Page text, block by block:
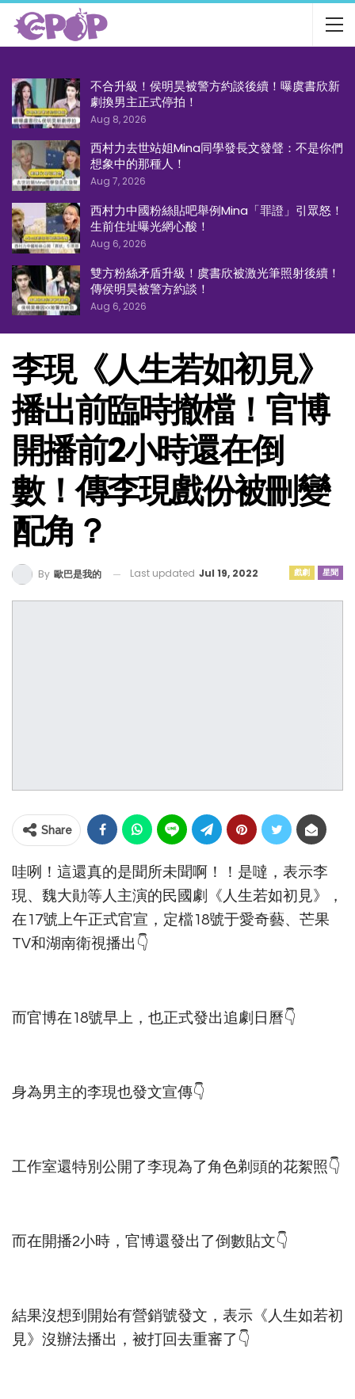
不合升級！侯明昊被警方約談後續！曝虞書欣新
劇換男主正式停拍！
Aug 8, 2026
西村力去世站姐Mina同學發長文發聲：不是你們
想象中的那種人！
Aug 7, 2026
西村力中國粉絲貼吧舉例Mina「罪證」引眾怒！
生前住址曝光網心酸！
Aug 6, 2026
雙方粉絲矛盾升級！虞書欣被激光筆照射後續！
傳侯明昊被警方約談！
Aug 6, 2026
李現《人生若如初見》
播出前臨時撤檔！官博
開播前2小時還在倒
數！傳李現戲份被刪變
配角？
戲劇 星聞
By 歐巴是我的 Last updated Jul 19, 2022
Share
哇咧！這還真的是聞所未聞啊！！是噠，表示李
現、魏大勛等人主演的民國劇《人生若如初見》，
在17號上午正式官宣，定檔18號于愛奇藝、芒果
TV和湖南衛視播出👇
而官博在18號早上，也正式發出追劇日曆👇
身為男主的李現也發文宣傳👇
工作室還特別公開了李現為了角色剃頭的花絮照👇
而在開播2小時，官博還發出了倒數貼文👇
結果沒想到開始有營銷號發文，表示《人生如若初
見》沒辦法播出，被打回去重審了👇